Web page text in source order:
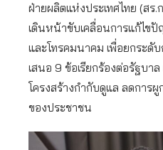
ฝ่ายผลิตแห่งประเทศไทย (ส
เดินหน้าขับเคลื่อนการแก้ไข
และโทรคมนาคม เพื่อยกระดั
เสนอ 9 ข้อเรียกร้องต่อรัฐบา
โครงสร้างกำกับดูแล ลดการ
ของประชาชน